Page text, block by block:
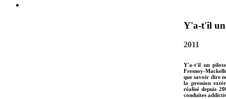
Y'a-t'il un
2011
Y'a-t'il un
Fresnoy-
que savoir dire
la pression
réalisé depuis
conduites